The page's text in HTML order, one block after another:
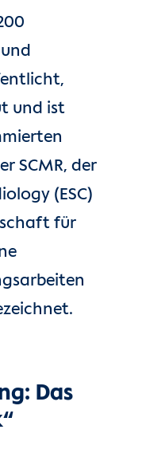
und ist
SCMR, der
(ESC)
für
Das